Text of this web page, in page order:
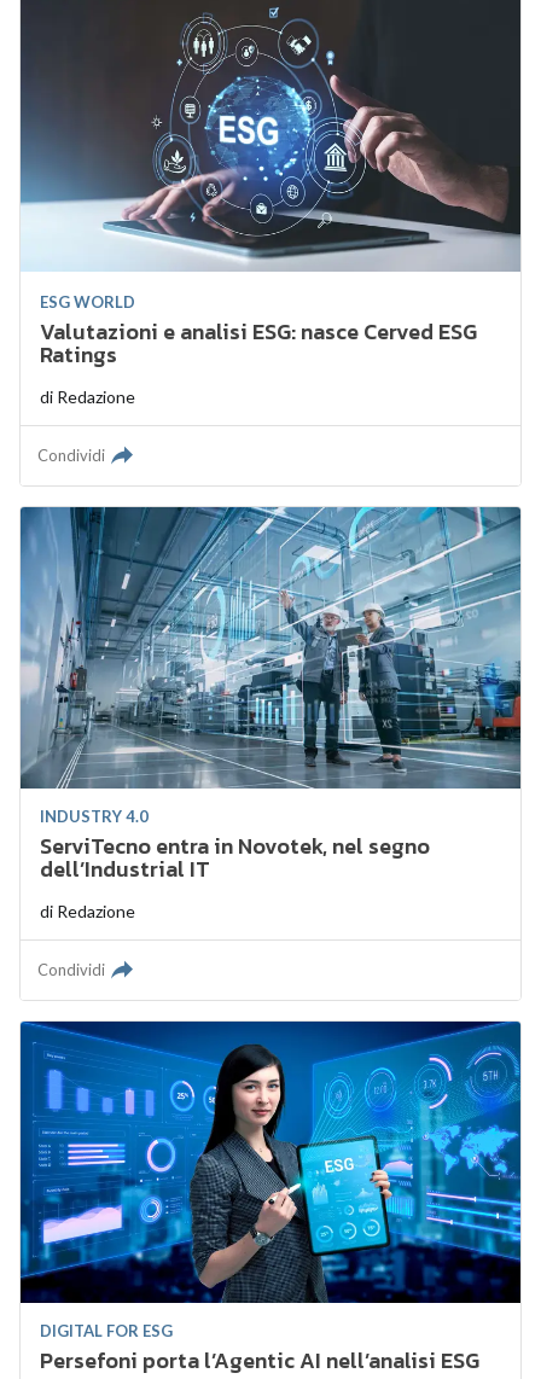
ESG WORLD
Valutazioni e analisi ESG: nasce Cerved ESG
Ratings
di Redazione
Condividi
INDUSTRY 4.0
ServiTecno entra in Novotek, nel segno
dell’Industrial IT
di Redazione
Condividi
DIGITAL FOR ESG
Persefoni porta l’Agentic AI nell’analisi ESG